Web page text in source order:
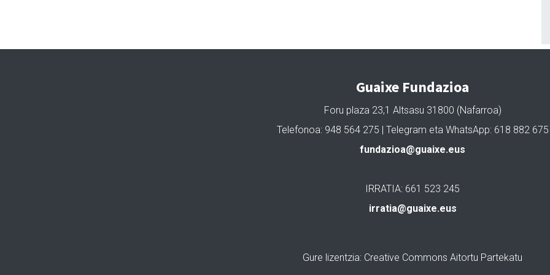
Guaixe Fundazioa
Foru plaza 23,1 Altsasu 31800 (Nafarroa)
Telefonoa: 948 564 275 | Telegram eta WhatsApp: 618 882 675
fundazioa@guaixe.eus
IRRATIA: 661 523 245
irratia@guaixe.eus
Gure lizentzia: Creative Commons Aitortu Partekatu